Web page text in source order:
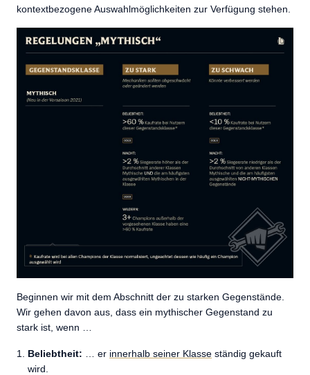
kontextbezogene Auswahlmöglichkeiten zur Verfügung stehen.
Beginnen wir mit dem Abschnitt der zu starken Gegenstände.
Wir gehen davon aus, dass ein mythischer Gegenstand zu
stark ist, wenn …
Beliebtheit: … er innerhalb seiner Klasse ständig gekauft
wird.